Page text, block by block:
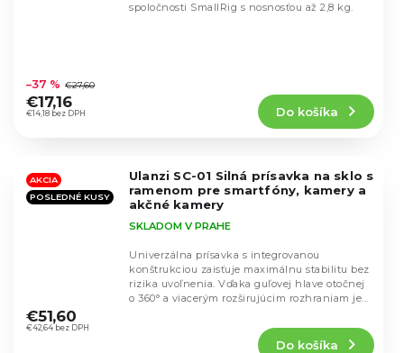
hodnotenie
produktu
je
hviezdičiek.
€14,18 bez DPH
–37 % €27,60
€17,16
Do košíka
spoločnosti SmallRig s nosnosťou až 2,8 kg.
AKCIA
POSLEDNÉ KUSY
Ulanzi SC-01 Silná prísavka na sklo s
ramenom pre smartfóny, kamery a
akčné kamery
hodnotenie
produktu
SKLADOM V PRAHE
€42,64 bez DPH
€51,60
Do košíka
Univerzálna prísavka s integrovanou
konštrukciou zaisťuje maximálnu stabilitu bez
rizika uvoľnenia. Vďaka guľovej hlave otočnej
o 360° a viacerým rozširujúcim rozhraniam je...